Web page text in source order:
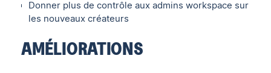
Donner plus de contrôle aux admins workspace sur
les nouveaux créateurs
AMÉLIORATIONS